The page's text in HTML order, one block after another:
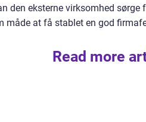
den eksterne virksomhed
måde at få stablet en god
Read more